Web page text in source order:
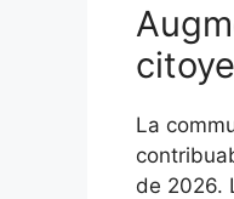
La
de 2026.